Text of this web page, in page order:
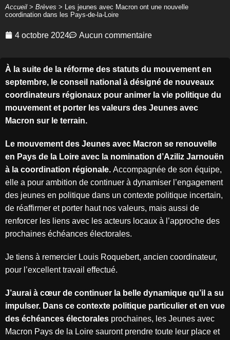
Accueil > Brèves > Les jeunes avec Macron ont une nouvelle
coordination dans les Pays-de-la-Loire
4 octobre 2024 Aucun commentaire
À la suite de la réforme des statuts du mouvement en
septembre, le conseil national à désigné de nouveaux
coordinateurs régionaux pour animer la vie politique du
mouvement et porter les valeurs des Jeunes avec
Macron sur le terrain.
Le mouvement des Jeunes avec Macron se renouvelle
en Pays de la Loire avec la nomination d’Aziliz Jarnouën
à la coordination régionale. Accompagnée de son équipe,
elle a pour ambition de continuer à dynamiser l’engagement
des jeunes en politique dans un contexte politique incertain,
de réaffirmer et porter haut nos valeurs, mais aussi de
renforcer les liens avec les acteurs locaux à l’approche des
prochaines échéances électorales.
Je tiens à remercier Louis Roquebert, ancien coordinateur,
pour l’excellent travail effectué.
J’aurai à cœur de continuer la belle dynamique qu’il a su
impulser. Dans ce contexte politique particulier et en vue
des échéances électorales prochaines, les Jeunes avec
Macron Pays de la Loire sauront prendre toute leur place et